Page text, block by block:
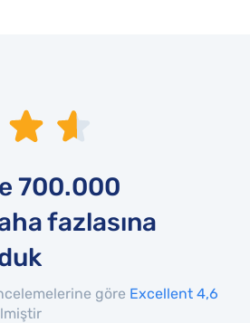
700.000
fazlasına
göre Excellent 4,6